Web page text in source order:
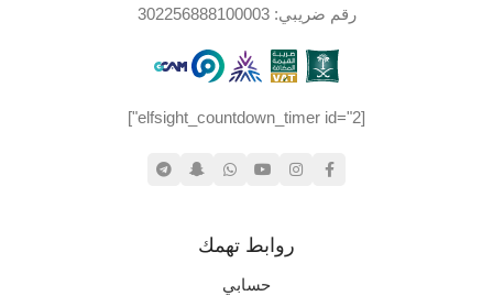
الإصدار الجغرافي
رقم ضريبي: 302256888100003
[elfsight_countdown_timer id="2"]
روابط تهمك
حسابي